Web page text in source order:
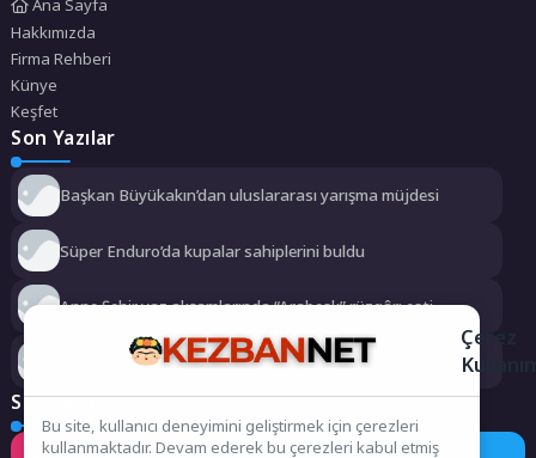
Ana Sayfa
Hakkımızda
Firma Rehberi
Künye
Keşfet
Son Yazılar
Başkan Büyükakın’dan uluslararası yarışma müjdesi
Süper Enduro’da kupalar sahiplerini buldu
Anne Şehir yaz akşamlarında “Arabesk” rüzgârı esti
Didim Belediyesi dayanışmayı büyütüyor
Sosyal Medya
Instagram Facebook Twitter
Çerez
Bu site, kullanıcı deneyimini geliştirmek için çerezleri
kullanmaktadır. Devam ederek bu çerezleri kabul etmiş